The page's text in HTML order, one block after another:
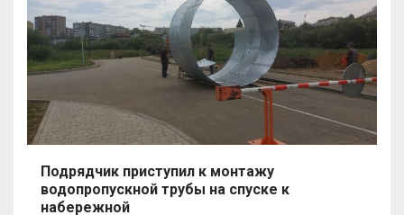
Подрядчик приступил к монтажу
водопропускной трубы на спуске к
набережной